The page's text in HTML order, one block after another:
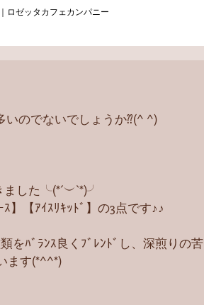
ロゼッタカフェカンパニー
いのでないでしょうか⁇(^ ^)
ました╰(*´︶`*)╯
】【ｱｲｽﾘｷｯﾄﾞ】の3点です♪♪
をﾊﾞﾗﾝｽ良くﾌﾞﾚﾝﾄﾞし、深煎りの苦
ます(*^^*)